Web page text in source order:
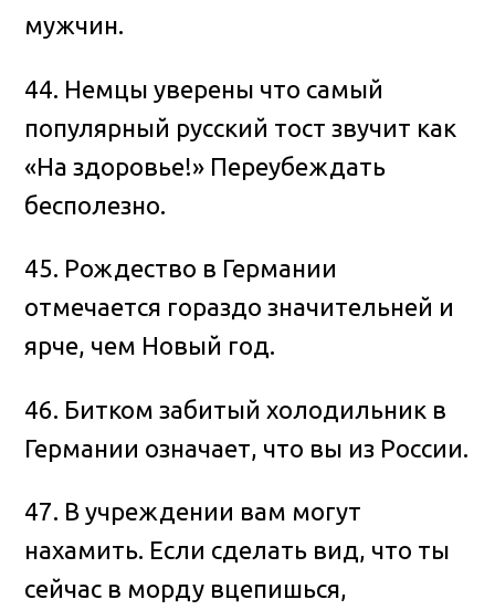
мужчин.
44. Немцы уверены что самый
популярный русский тост звучит как
«На здоровье!» Переубеждать
бесполезно.
45. Рождество в Германии
отмечается гораздо значительней и
ярче, чем Новый год.
46. Битком забитый холодильник в
Германии означает, что вы из России.
47. В учреждении вам могут
нахамить. Если сделать вид, что ты
сейчас в морду вцепишься,